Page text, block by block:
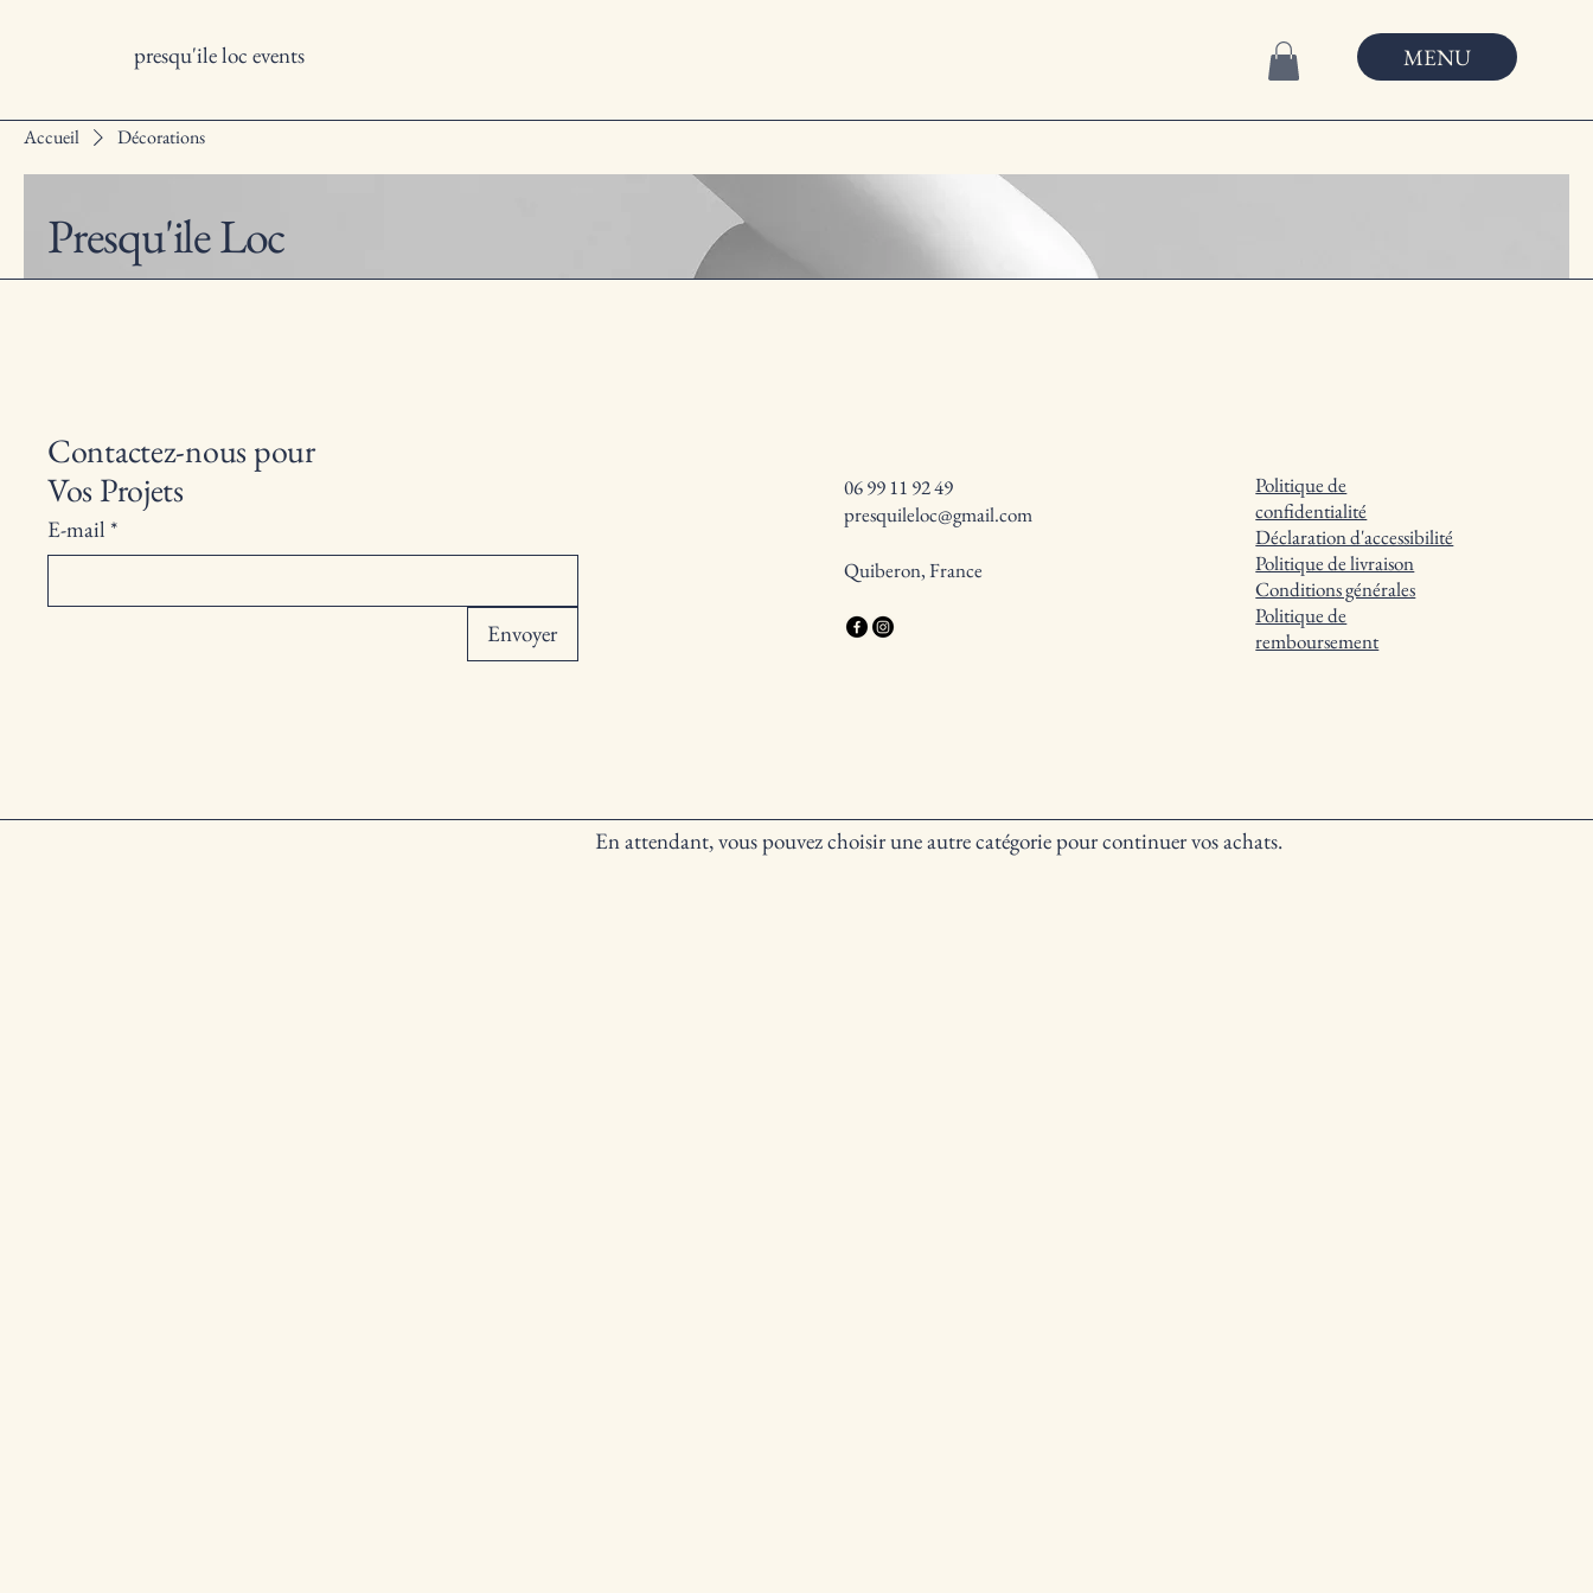
presqu'ile loc events MENU
Accueil Décorations
Décorations
Trier par :
En attendant, vous pouvez choisir une autre catégorie pour continuer vos achats.
Presqu'ile Loc
Contactez-nous pour
Vos Projets
E-mail *
Envoyer
06 99 11 92 49
presquileloc@gmail.com
Quiberon, France
Politique de
confidentialité
Déclaration d'accessibilité
Politique de livraison
Conditions générales
Politique de
remboursement